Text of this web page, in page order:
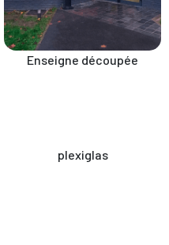
Enseigne découpée
plexiglas